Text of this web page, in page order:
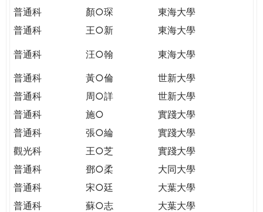
普通科
顏○琛
東海大學
普通科
王○新 東海大學
普通科 汪○翰
東海大學
普通科
黃○倫
世新大學
普通科
周○詳
世新大學
普通科
施○
實踐大學
普通科
張○綸
實踐大學
觀光科
王○芝
實踐大學
普通科
鄧○柔
大同大學
普通科
宋○廷
大葉大學
普通科
蘇○志
大葉大學